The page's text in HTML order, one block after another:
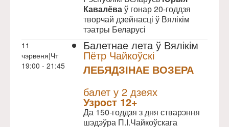
Кавалёваў гонар 20-годдзя
творчай дзейнасці ў Вялікім
тэатры Беларусі
11
чэрвеня|Чт
19:00 - 21:45
Балетнае лета ў Вялікім
Пётр Чайкоўскі
ЛЕБЯДЗІНАЕ ВОЗЕРА
балет у 2 дзеях
Узрoст 12+
Да 150-годдзя з дня стварэння
шэдэўра П.І.Чайкоўскага